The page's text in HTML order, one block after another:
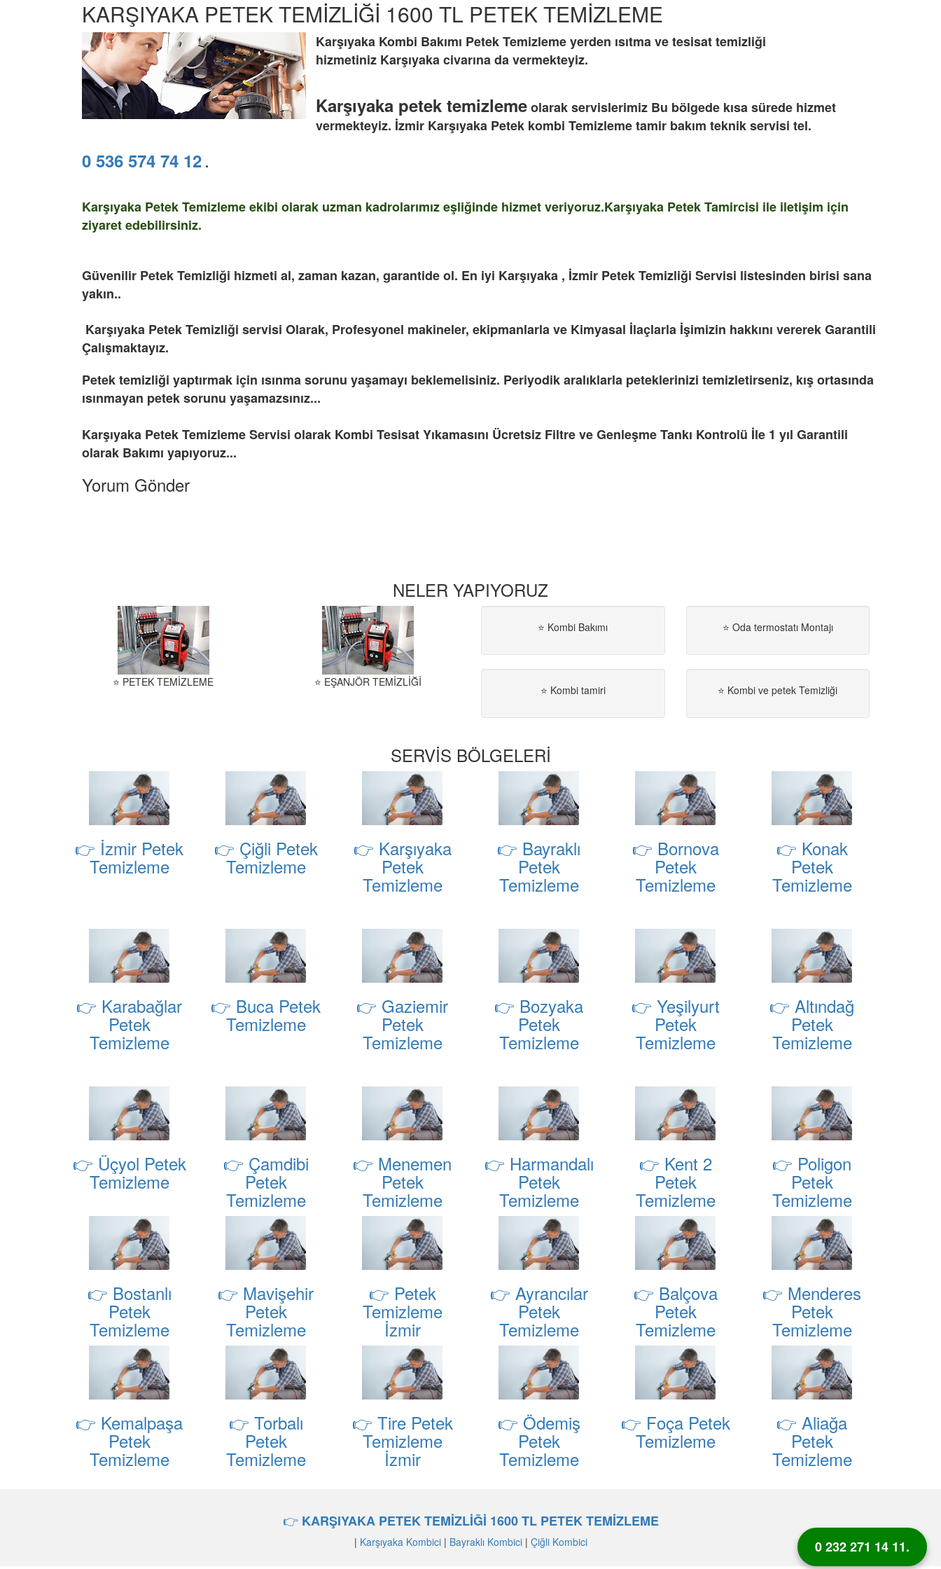
KARŞIYAKA PETEK TEMİZLİĞİ 1600 TL PETEK TEMİZLEME
Karşıyaka Kombi Bakımı Petek Temizlemeyerden ısıtma ve tesisat temizliği
hizmetiniz Karşıyakacivarına da vermekteyiz.
Karşıyaka petek temizlemeolarak servislerimiz Bu bölgede kısa sürede hizmet
vermekteyiz. İzmir Karşıyaka Petek kombi Temizleme tamir bakım teknik servisi tel.
0 536 574 74 12 .
Karşıyaka Petek Temizleme ekibi olarak uzman kadrolarımız eşliğinde hizmet veriyoruz.Karşıyaka Petek Tamircisi ile iletişim için
ziyaret edebilirsiniz.
Güvenilir Petek Temizliği hizmeti al, zaman kazan, garantide ol. En iyi Karşıyaka , İzmir Petek Temizliği Servisi listesinden birisi sana
yakın..
Karşıyaka Petek Temizliği servisi Olarak, Profesyonel makineler, ekipmanlarla ve Kimyasal İlaçlarla İşimizin hakkını vererek Garantili
Çalışmaktayız.
Petek temizliği yaptırmak için ısınma sorunu yaşamayı beklemelisiniz. Periyodik aralıklarla peteklerinizi temizletirseniz, kış ortasında
ısınmayan petek sorunu yaşamazsınız...
Karşıyaka Petek Temizleme Servisi olarak Kombi Tesisat Yıkamasını Ücretsiz Filtre ve Genleşme Tankı Kontrolü İle 1 yıl Garantili
olarak Bakımı yapıyoruz...
Yorum Gönder
NELER YAPIYORUZ
⭐ PETEK TEMİZLEME ⭐ EŞANJÖR TEMİZLİĞİ
⭐ Kombi Bakımı
⭐ Kombi tamiri
⭐ Oda termostatı Montajı
⭐ Kombi ve petek Temizliği
SERVİS BÖLGELERİ
👉 İzmir Petek
Temizleme
👉 Çiğli Petek
Temizleme
👉 Karşıyaka
Petek
Temizleme
👉 Bayraklı
Petek
Temizleme
👉 Bornova
Petek
Temizleme
👉 Konak
Petek
Temizleme
👉 Karabağlar
Petek
Temizleme
👉 Buca Petek
Temizleme
👉 Gaziemir
Petek
Temizleme
👉 Bozyaka
Petek
Temizleme
👉 Yeşilyurt
Petek
Temizleme
👉 Altındağ
Petek
Temizleme
👉 Üçyol Petek
Temizleme
👉 Çamdibi
Petek
Temizleme
👉 Menemen
Petek
Temizleme
👉 Harmandalı
Petek
Temizleme
👉 Kent 2
Petek
Temizleme
👉 Poligon
Petek
Temizleme
👉 Bostanlı
Petek
Temizleme
👉 Mavişehir
Petek
Temizleme
👉 Petek
Temizleme
İzmir
👉 Ayrancılar
Petek
Temizleme
👉 Balçova
Petek
Temizleme
👉 Menderes
Petek
Temizleme
👉 Kemalpaşa
Petek
Temizleme
👉 Torbalı
Petek
Temizleme
👉 Tire Petek
Temizleme
İzmir
👉 Ödemiş
Petek
Temizleme
👉 Foça Petek
Temizleme
👉 Aliağa
Petek
Temizleme
👉 KARŞIYAKA PETEK TEMİZLİĞİ 1600 TL PETEK TEMİZLEME
| Karşıyaka Kombici| Bayraklı Kombici| Çiğli Kombici 0 232 271 14 11.